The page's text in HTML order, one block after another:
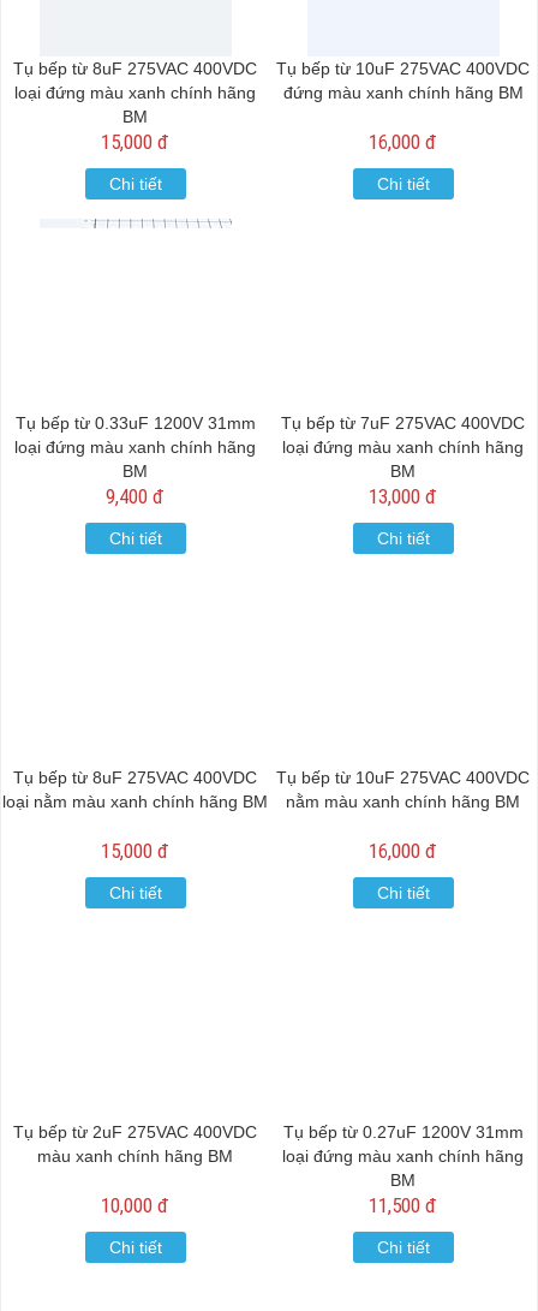
Tụ bếp từ 8uF 275VAC 400VDC
loại đứng màu xanh chính hãng
BM
15,000 đ
Chi tiết
Tụ bếp từ 10uF 275VAC 400VDC
đứng màu xanh chính hãng BM
16,000 đ
Chi tiết
Tụ bếp từ 0.33uF 1200V 31mm
loại đứng màu xanh chính hãng
BM
9,400 đ
Chi tiết
Tụ bếp từ 7uF 275VAC 400VDC
loại đứng màu xanh chính hãng
BM
13,000 đ
Chi tiết
Tụ bếp từ 8uF 275VAC 400VDC
loại nằm màu xanh chính hãng BM
15,000 đ
Chi tiết
Tụ bếp từ 10uF 275VAC 400VDC
nằm màu xanh chính hãng BM
16,000 đ
Chi tiết
Tụ bếp từ 2uF 275VAC 400VDC
màu xanh chính hãng BM
10,000 đ
Chi tiết
Tụ bếp từ 0.27uF 1200V 31mm
loại đứng màu xanh chính hãng
BM
11,500 đ
Chi tiết